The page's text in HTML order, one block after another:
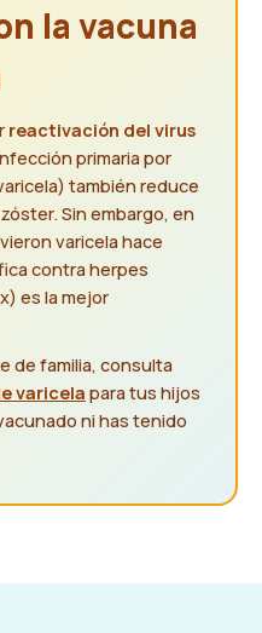
la vacuna
reactivación del virus
primaria por
también reduce
Sin embargo, en
varicela hace
contra herpes
es la mejor
de familia, consulta
varicela para tus hijos
ni has tenido